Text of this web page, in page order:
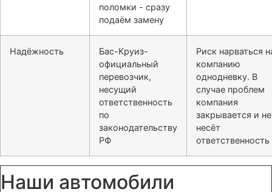
поломки - сразу
подаём замену
Надёжность
Бас-Круиз-
официальный
перевозчик,
несущий
ответственность
по
законодательству
РФ
Риск нарваться
компанию
однодневку. В
случае проблем
компания
закрывается и не
несёт
ответственность
Наши автомобили